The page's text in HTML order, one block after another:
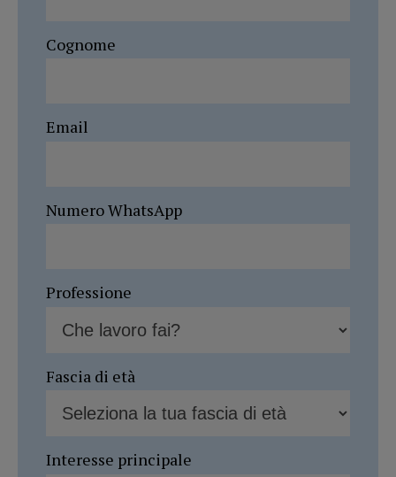
Cognome
Email
Numero WhatsApp
Professione
Fascia di età
Interesse principale